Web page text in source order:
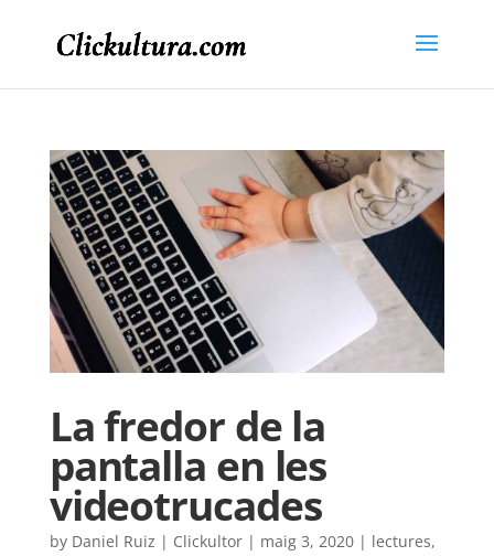
La fredor de la
pantalla en les
videotrucades
by Daniel Ruiz | Clickultor| maig 3, 2020| lectures,